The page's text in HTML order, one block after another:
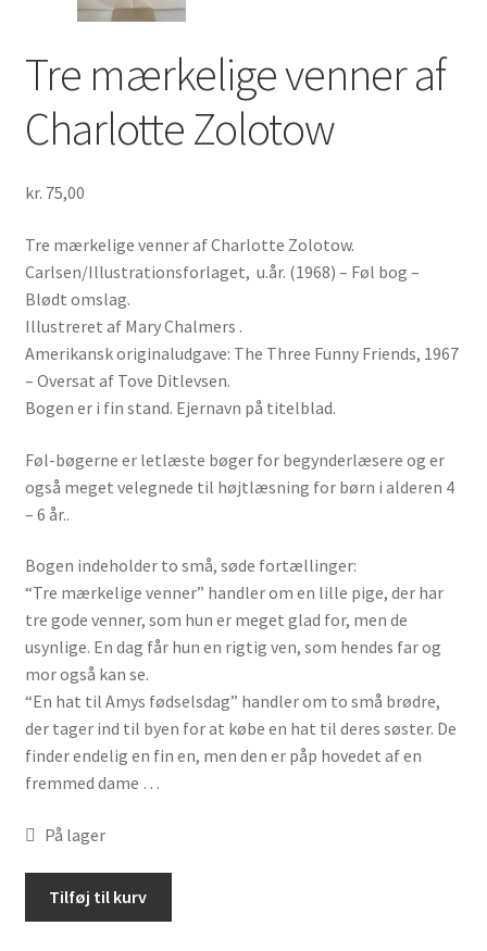
Tre mærkelige venner af
Charlotte Zolotow
kr. 75,00
Tre mærkelige venner af Charlotte Zolotow.
Carlsen/Illustrationsforlaget, u.år. (1968) – Føl bog –
Blødt omslag.
Illustreret af Mary Chalmers .
Amerikansk originaludgave: The Three Funny Friends, 1967
– Oversat af Tove Ditlevsen.
Bogen er i fin stand. Ejernavn på titelblad.
Føl-bøgerne er letlæste bøger for begynderlæsere og er
også meget velegnede til højtlæsning for børn i alderen 4
– 6 år..
Bogen indeholder to små, søde fortællinger:
“Tre mærkelige venner” handler om en lille pige, der har
tre gode venner, som hun er meget glad for, men de
usynlige. En dag får hun en rigtig ven, som hendes far og
mor også kan se.
“En hat til Amys fødselsdag” handler om to små brødre,
der tager ind til byen for at købe en hat til deres søster. De
finder endelig en fin en, men den er påp hovedet af en
fremmed dame …
På lager
mærkelige
Tilføj til kurv